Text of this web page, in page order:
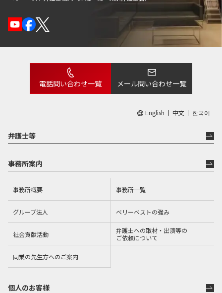
電話問い合わせ一覧 メール問い合わせ一覧
English 中文 한국어
弁護士等
事務所案内
事務所概要 事務所一覧
グループ法人 ベリーベストの強み
社会貢献活動
弁護士への取材・出演等の
ご依頼について
同業の先生方へのご案内
個人のお客様